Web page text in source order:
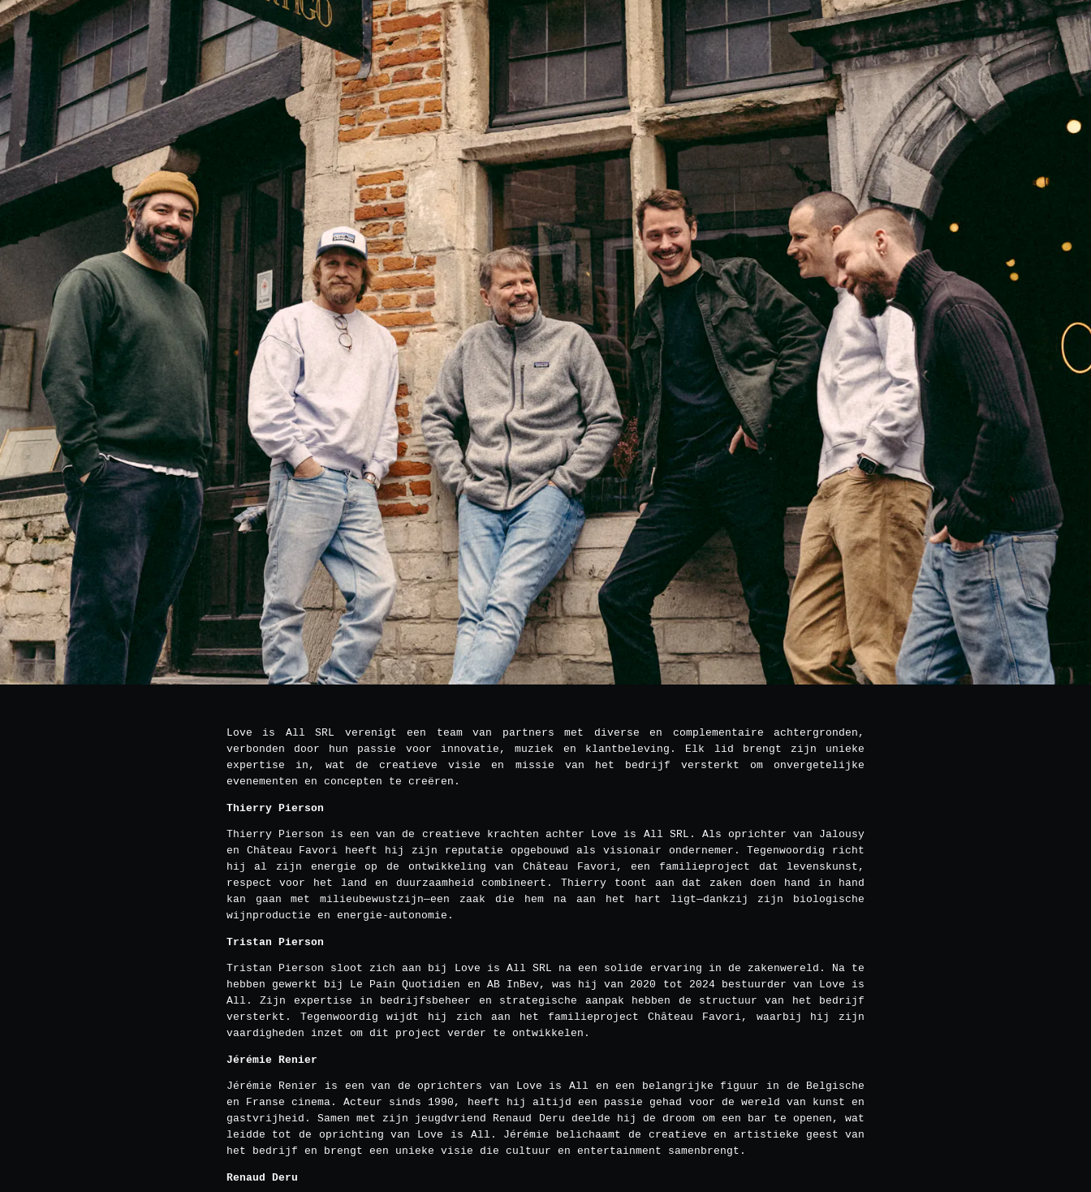
Love is All SRL verenigt een team van partners met diverse en complementaire achtergronden,
verbonden door hun passie voor innovatie, muziek en klantbeleving. Elk lid brengt zijn unieke
expertise in, wat de creatieve visie en missie van het bedrijf versterkt om onvergetelijke
evenementen en concepten te creëren.
Thierry Pierson
Thierry Pierson is een van de creatieve krachten achter Love is All SRL. Als oprichter van Jalousy
en Château Favori heeft hij zijn reputatie opgebouwd als visionair ondernemer. Tegenwoordig richt
hij al zijn energie op de ontwikkeling van Château Favori, een familieproject dat levenskunst,
respect voor het land en duurzaamheid combineert. Thierry toont aan dat zaken doen hand in hand
kan gaan met milieubewustzijn—een zaak die hem na aan het hart ligt—dankzij zijn biologische
wijnproductie en energie-autonomie.
Tristan Pierson
Tristan Pierson sloot zich aan bij Love is All SRL na een solide ervaring in de zakenwereld. Na te
hebben gewerkt bij Le Pain Quotidien en AB InBev, was hij van 2020 tot 2024 bestuurder van Love is
All. Zijn expertise in bedrijfsbeheer en strategische aanpak hebben de structuur van het bedrijf
versterkt. Tegenwoordig wijdt hij zich aan het familieproject Château Favori, waarbij hij zijn
vaardigheden inzet om dit project verder te ontwikkelen.
Jérémie Renier
Jérémie Renier is een van de oprichters van Love is All en een belangrijke figuur in de Belgische
en Franse cinema. Acteur sinds 1990, heeft hij altijd een passie gehad voor de wereld van kunst en
gastvrijheid. Samen met zijn jeugdvriend Renaud Deru deelde hij de droom om een bar te openen, wat
leidde tot de oprichting van Love is All. Jérémie belichaamt de creatieve en artistieke geest van
het bedrijf en brengt een unieke visie die cultuur en entertainment samenbrengt.
Renaud Deru